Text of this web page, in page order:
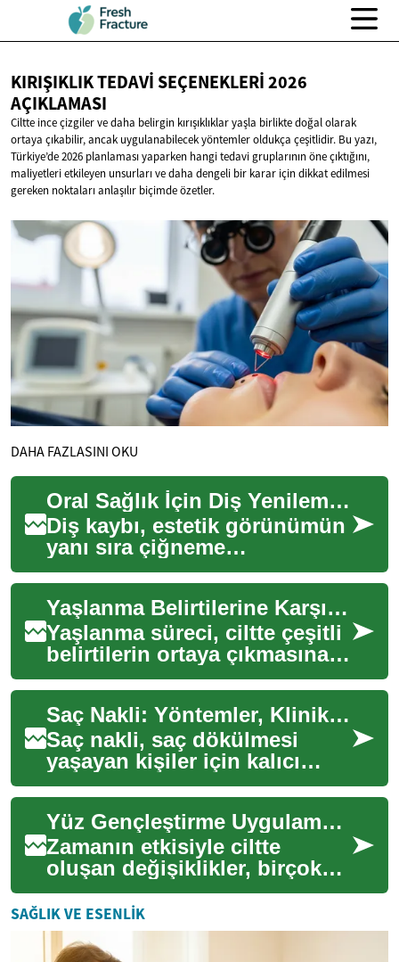
KIRIŞIKLIK TEDAVI SEÇENEKLERI2026
AÇIKLAMASI
Ciltte ince çizgiler ve daha belirgin kırışıklıklar yaşla birlikte doğal olarak
ortaya çıkabilir, ancak uygulanabilecek yöntemler oldukça çeşitlidir. Bu yazı,
Türkiye’de 2026 planlaması yaparken hangi tedavi gruplarının öne çıktığını,
maliyetleri etkileyen unsurları ve daha dengeli bir karar için dikkat edilmesi
gereken noktaları anlaşılır biçimde özetler.
DAHA FAZLASINI OKU
Oral Sağlık İçin Diş Yenileme Uygulamaları
Diş kaybı, estetik görünümün
yanı sıra çiğneme
fonksiyonları ve genel oral
sağlık üzerinde önemli
etkilere sahip olab...
Yaşlanma Belirtilerine Karşı Etkili Çözümler
Yaşlanma süreci, ciltte çeşitli
belirtilerin ortaya çıkmasına
neden olabilir. İnce çizgiler,
kırışıklıklar, cilt tonu...
Saç Nakli: Yöntemler, Klinik Seçimi ve Ameliyat Süreci
Saç nakli, saç dökülmesi
yaşayan kişiler için kalıcı
çözümler sunan bir estetik ve
tıbbi uygulamadır. Bu
makalede saç...
Yüz Gençleştirme Uygulamaları Rehberi
Zamanın etkisiyle ciltte
oluşan değişiklikler, birçok
kişi için genç ve dinamik bir
görünümü koruma arayışını
beraber...
SAĞLIK VE ESENLIK